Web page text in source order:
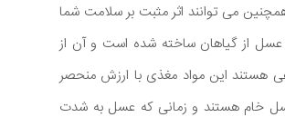
می توانند اثر مثبت بر سلامت شما
عسل از گیاهان ساخته شده است و آن از
هستند این مواد مغذی با ارزش منحصر
خام هستند و زمانی که عسل به شدت